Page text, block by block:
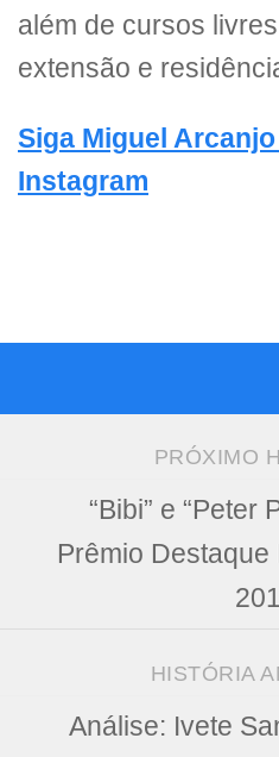
além de cursos
extensão e
Siga Miguel
Instagram
PRÓXIMO
“Bibi” e “Peter
Prêmio Destaque
HISTÓRIA
Análise: Ivete